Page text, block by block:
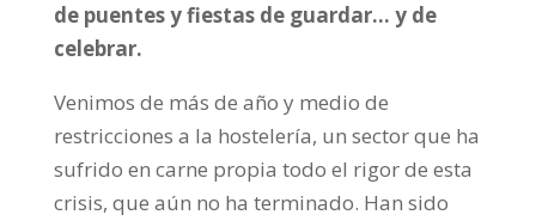
de puentes y fiestas de guardar… y de
celebrar.
Venimos de más de año y medio de
restricciones a la hostelería, un sector que ha
sufrido en carne propia todo el rigor de esta
crisis, que aún no ha terminado. Han sido